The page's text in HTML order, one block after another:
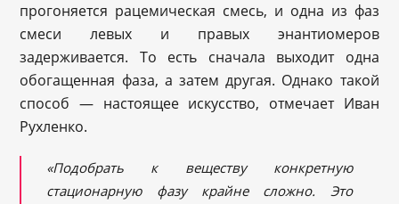
прогоняется рацемическая смесь, и одна из фаз
смеси левых и правых энантиомеров
задерживается. То есть сначала выходит одна
обогащенная фаза, а затем другая. Однако такой
способ — настоящее искусство, отмечает Иван
Рухленко.
«Подобрать к веществу конкретную
стационарную фазу крайне сложно. Это